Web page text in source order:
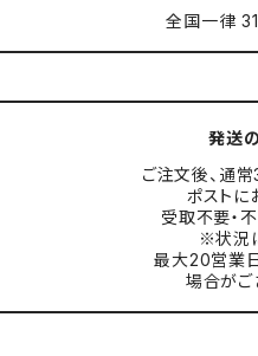
全国一律
発送
ご注文後、通
ポストに
受取不要・
※状況
最大20営業
場合がご